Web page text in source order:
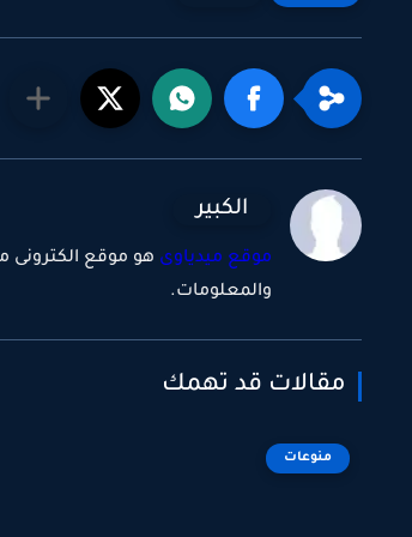
الكبير
موقع ميدياوى هو موقع الكترونى
والمعلومات.
مقالات قد تهمك
منوعات